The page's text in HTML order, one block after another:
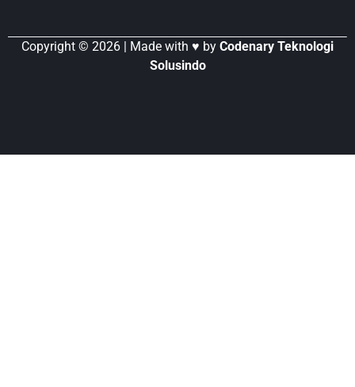
Copyright © 2026 | Made with ♥ by Codenary Teknologi
Solusindo